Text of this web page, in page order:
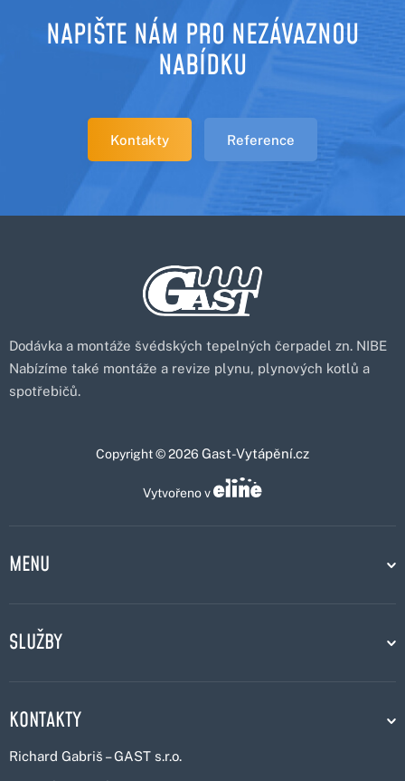
NAPIŠTE NÁM PRO NEZÁVAZNOU
NABÍDKU
Kontakty Reference
Dodávka a montáže švédských tepelných čerpadel zn. NIBE
Nabízíme také montáže a revize plynu, plynových kotlů a
spotřebičů.
Copyright © 2026 Gast-Vytápění.cz
Vytvořeno v
MENU
SLUŽBY
KONTAKTY
Richard Gabriš – GAST s.r.o.